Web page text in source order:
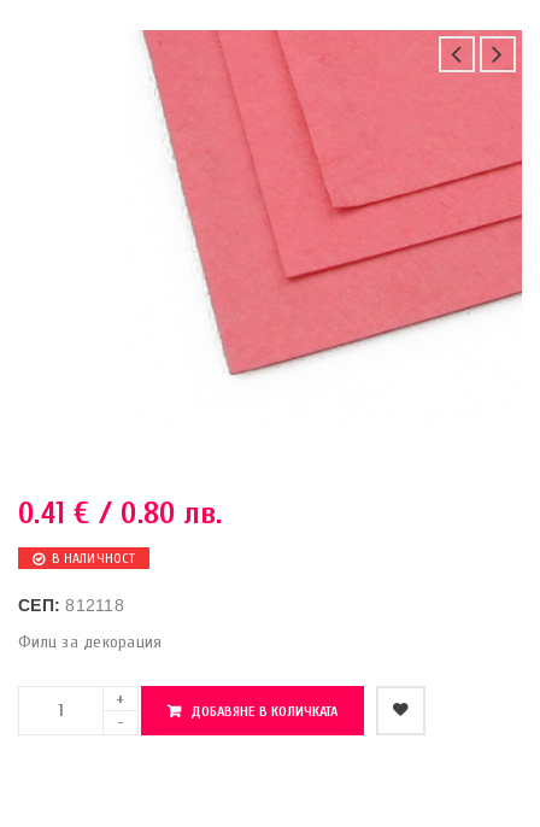
0.41€ / 0.80 лв.
В НАЛИЧНОСТ
СЕП:812118
Филц за декорация
ДОБАВЯНЕ В КОЛИЧКАТА